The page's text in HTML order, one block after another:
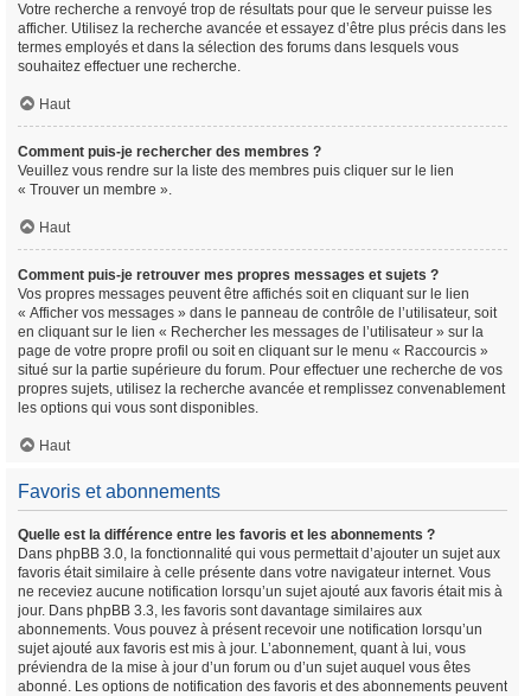
Votre recherche a renvoyé trop de résultats pour que le serveur puisse les
afficher. Utilisez la recherche avancée et essayez d’être plus précis dans les
termes employés et dans la sélection des forums dans lesquels vous
souhaitez effectuer une recherche.
Haut
Comment puis-je rechercher des membres ?
Veuillez vous rendre sur la liste des membres puis cliquer sur le lien
« Trouver un membre ».
Haut
Comment puis-je retrouver mes propres messages et sujets ?
Vos propres messages peuvent être affichés soit en cliquant sur le lien
« Afficher vos messages » dans le panneau de contrôle de l’utilisateur, soit
en cliquant sur le lien « Rechercher les messages de l’utilisateur » sur la
page de votre propre profil ou soit en cliquant sur le menu « Raccourcis »
situé sur la partie supérieure du forum. Pour effectuer une recherche de vos
propres sujets, utilisez la recherche avancée et remplissez convenablement
les options qui vous sont disponibles.
Haut
Favoris et abonnements
Quelle est la différence entre les favoris et les abonnements ?
Dans phpBB 3.0, la fonctionnalité qui vous permettait d’ajouter un sujet aux
favoris était similaire à celle présente dans votre navigateur internet. Vous
ne receviez aucune notification lorsqu’un sujet ajouté aux favoris était mis à
jour. Dans phpBB 3.3, les favoris sont davantage similaires aux
abonnements. Vous pouvez à présent recevoir une notification lorsqu’un
sujet ajouté aux favoris est mis à jour. L’abonnement, quant à lui, vous
préviendra de la mise à jour d’un forum ou d’un sujet auquel vous êtes
abonné. Les options de notification des favoris et des abonnements peuvent